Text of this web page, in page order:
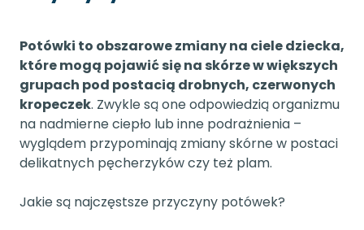
Potówki to obszarowe zmiany na ciele dziecka,
które mogą pojawić się na skórze w większych
grupach pod postacią drobnych, czerwonych
kropeczek. Zwykle są one odpowiedzią organizmu
na nadmierne ciepło lub inne podrażnienia –
wyglądem przypominają zmiany skórne w postaci
delikatnych pęcherzyków czy też plam.
Jakie są najczęstsze przyczyny potówek?